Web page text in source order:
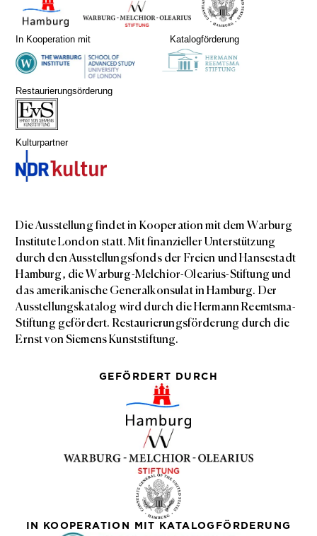
In Kooperation mit Katalogförderung
Restaurierungsörderung
Kulturpartner
Die Ausstellung findet in Kooperation mit dem Warburg
Institute London statt. Mit finanzieller Unterstützung
durch den Ausstellungsfonds der Freien und Hansestadt
Hamburg, die Warburg-Melchior-Olearius-Stiftung und
das amerikanische Generalkonsulat in Hamburg. Der
Ausstellungskatalog wird durch die Hermann Reemtsma-
Stiftung gefördert. Restaurierungsförderung durch die
Ernst von Siemens Kunststiftung.
GEFÖRDERT DURCH
IN KOOPERATION MIT KATALOGFÖRDERUNG